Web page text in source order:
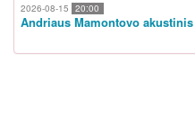
2026-08-15 20:00
Andriaus Mamontovo